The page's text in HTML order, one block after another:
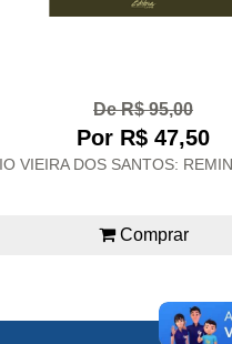
De R$ 95,00
Por R$ 47,50
VIEIRA DOS SANTOS:
Comprar